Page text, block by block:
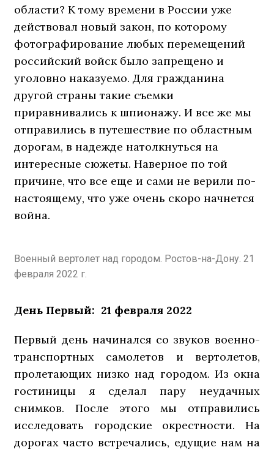
области? К тому времени в России уже
действовал новый закон, по которому
фотографирование любых перемещений
российский войск было запрещено и
уголовно наказуемо. Для гражданина
другой страны такие съемки
приравнивались к шпионажу. И все же мы
отправились в путешествие по областным
дорогам, в надежде натолкнуться на
интересные сюжеты. Наверное по той
причине, что все еще и сами не верили по-
настоящему, что уже очень скоро начнется
война.
Военный вертолет над городом. Ростов-на-Дону. 21
февраля 2022 г.
День Первый: 21 февраля 2022
Первый день начинался со звуков военно-
транспортных самолетов и вертолетов,
пролетающих низко над городом. Из окна
гостиницы я сделал пару неудачных
снимков. После этого мы отправились
исследовать городские окрестности. На
дорогах часто встречались, едущие нам на